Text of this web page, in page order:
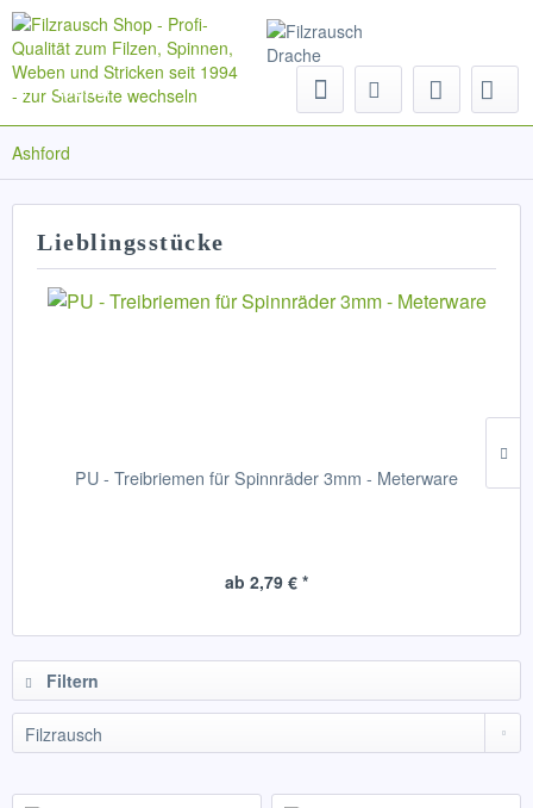
Menü
Ashford
Lieblingsstücke
PU - Treibriemen für Spinnräder 3mm - Meterware
ab 2,79 € *
Filtern